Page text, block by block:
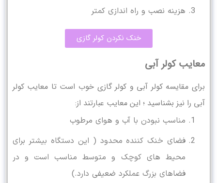
هزینه نصب و راه اندازی کمتر
خنک نکردن کولر گازی
معایب کولر آبی
برای مقایسه کولر آبی و کولر گازی خوب است تا معایب کولر
آبی را نیز بشناسید ؛ این معایب عبارتند از:
مناسب نبودن با آب و هوای مرطوب
فضای خنک کننده محدود ( این دستگاه بیشتر برای
محیط های کوچک و متوسط مناسب است و در
فضاهای بزرگ عملکرد ضعیفی دارد.)